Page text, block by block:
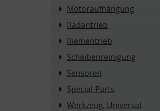
Motoraufhängung
Radantrieb
Riementrieb
Scheibenreinigung
Sensoren
Special-Parts
Werkzeug, Universal